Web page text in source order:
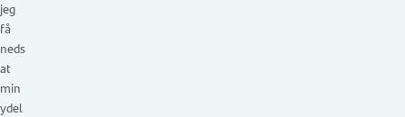
jeg
få
neds
at
min
ydel